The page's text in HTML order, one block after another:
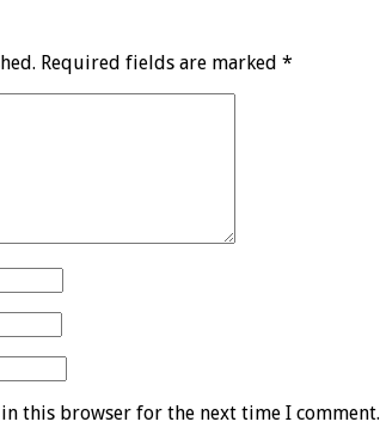
Required fields are marked *
this browser for the next time I comment.